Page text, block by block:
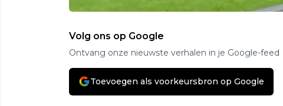
Volg ons op Google
Ontvang onze nieuwste verhalen in je Google-feed
Toevoegen als voorkeursbron op Google